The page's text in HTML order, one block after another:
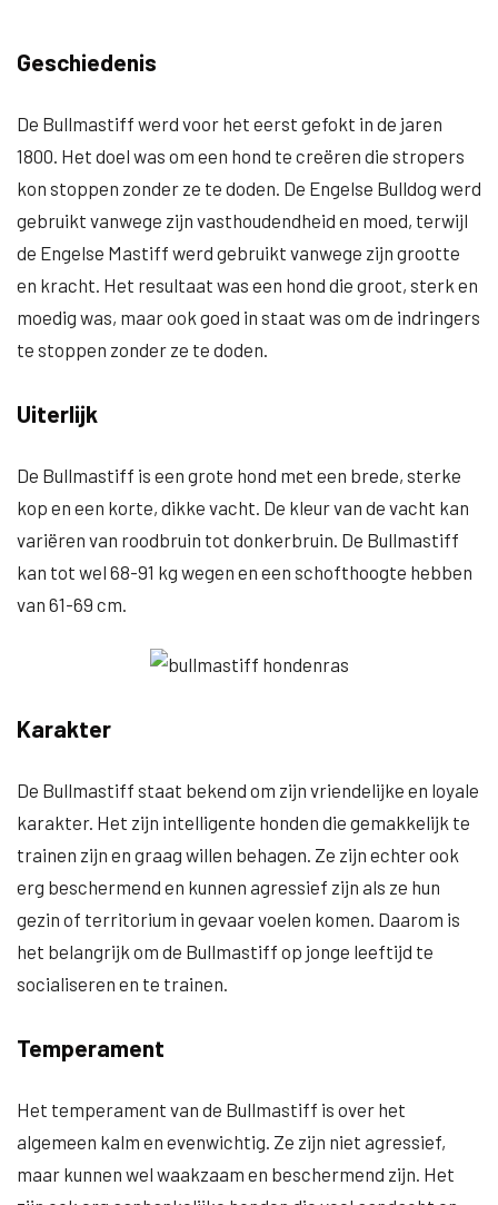
Geschiedenis
De Bullmastiff werd voor het eerst gefokt in de jaren
1800. Het doel was om een hond te creëren die stropers
kon stoppen zonder ze te doden. De Engelse Bulldog werd
gebruikt vanwege zijn vasthoudendheid en moed, terwijl
de Engelse Mastiff werd gebruikt vanwege zijn grootte
en kracht. Het resultaat was een hond die groot, sterk en
moedig was, maar ook goed in staat was om de indringers
te stoppen zonder ze te doden.
Uiterlijk
De Bullmastiff is een grote hond met een brede, sterke
kop en een korte, dikke vacht. De kleur van de vacht kan
variëren van roodbruin tot donkerbruin. De Bullmastiff
kan tot wel 68-91 kg wegen en een schofthoogte hebben
van 61-69 cm.
Karakter
De Bullmastiff staat bekend om zijn vriendelijke en loyale
karakter. Het zijn intelligente honden die gemakkelijk te
trainen zijn en graag willen behagen. Ze zijn echter ook
erg beschermend en kunnen agressief zijn als ze hun
gezin of territorium in gevaar voelen komen. Daarom is
het belangrijk om de Bullmastiff op jonge leeftijd te
socialiseren en te trainen.
Temperament
Het temperament van de Bullmastiff is over het
algemeen kalm en evenwichtig. Ze zijn niet agressief,
maar kunnen wel waakzaam en beschermend zijn. Het